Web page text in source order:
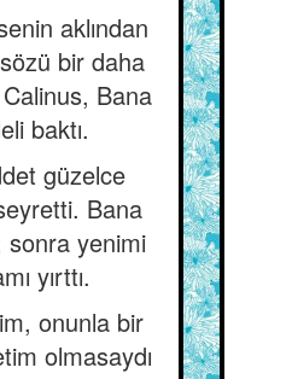
aklından
bir daha
Bana
baktı.
güzelce
Bana
sonra yenimi
yırttı.
onunla bir
olmasaydı